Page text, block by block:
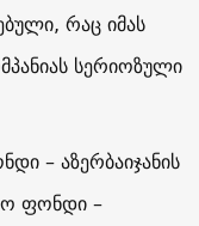
რაც იმას
სერიოზული
– აზერბაიჯანის
ფონდი –